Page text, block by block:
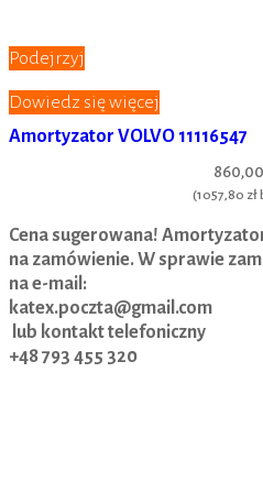
Podejrzyj
Dowiedz się więcej
Amortyzator VOLVO 11116547
860,00
(1057,80 zł
Cena sugerowana!
na zamówienie. W sprawie
na e-mail:
katex.poczta@gmail.com
lub kontakt telefoniczny
+48 793 455 320